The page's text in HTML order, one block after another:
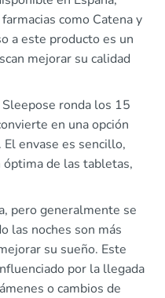
como Catena y
a este producto es un
mejorar su calidad
ronda los 15
en una opción
envase es sencillo,
óptima de las tabletas,
pero generalmente se
las noches son más
su sueño. Este
por la llegada
o cambios de